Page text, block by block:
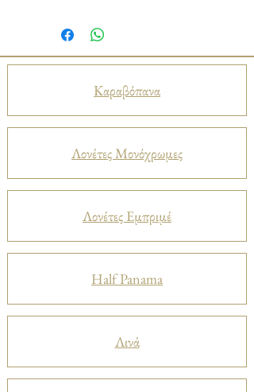
Καραβόπανα
Λονέτες Μονόχρωμες
Λονέτες Εμπριμέ
Half Panama
Λινά